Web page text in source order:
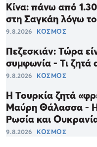
Κίνα: πάνω από
στη Σαγκάη λόγω
9.8.2026 ΚΟΣΜΟΣ
Πεζεσκιάν: Τώρα
συμφωνία - Τι ζητά
9.8.2026 ΚΟΣΜΟΣ
Η Τουρκία ζητά
Μαύρη Θάλασσα -
Ρωσία και
9.8.2026 ΚΟΣΜΟΣ